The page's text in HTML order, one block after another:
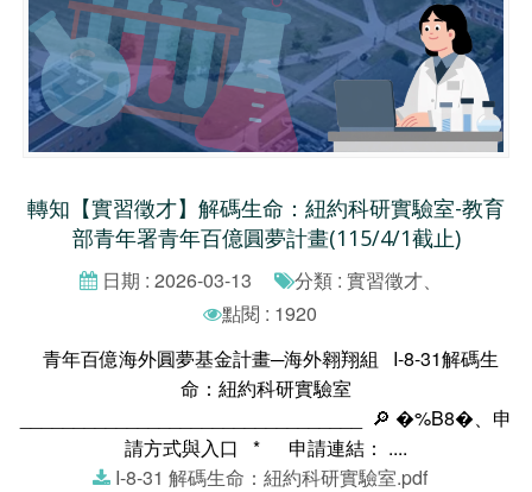
轉知【實習徵才】解碼生命：紐約科研實驗室-教育
部青年署青年百億圓夢計畫(115/4/1截止)
日期 : 2026-03-13
分類 : 實習徵才、
點閱 : 1920
青年百億海外圓夢基金計畫─海外翱翔組 I-8-31解碼生
命：紐約科研實驗室
________________________________ 🔎 �%B8�、申
請方式與入口 * 申請連結： ....
I-8-31 解碼生命：紐約科研實驗室.pdf